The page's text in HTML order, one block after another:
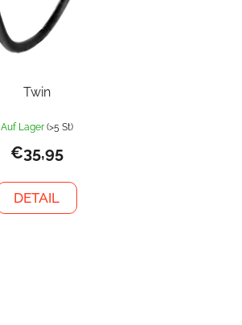
Twin
Auf Lager (>5 St)
€35,95
DETAIL